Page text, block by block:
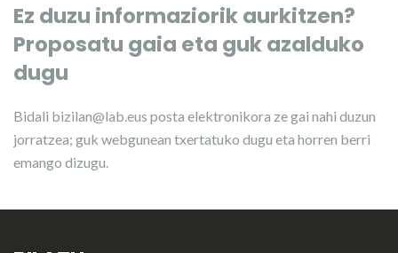
Ez duzu informaziorik aurkitzen?
Proposatu gaia eta guk azalduko
dugu
Bidali bizilan@lab.eus posta elektronikora ze gai nahi duzun
jorratzea; guk webgunean txertatuko dugu eta horren berri
emango dizugu.